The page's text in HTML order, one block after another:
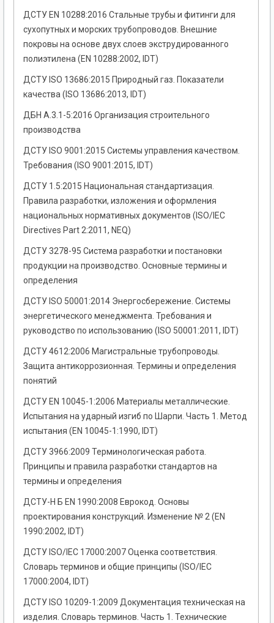
ДСТУ EN 10288:2016 Стальные трубы и фитинги для
сухопутных и морских трубопроводов. Внешние
покровы на основе двух слоев экструдированного
полиэтилена (EN 10288:2002, IDT)
ДСТУ ISO 13686:2015 Природный газ. Показатели
качества (ISO 13686:2013, IDT)
ДБН А.3.1-5:2016 Организация строительного
производства
ДСТУ ISO 9001:2015 Системы управления качеством.
Требования (ISO 9001:2015, IDT)
ДСТУ 1.5:2015 Национальная стандартизация.
Правила разработки, изложения и оформления
национальных нормативных документов (ISO/IEC
Directives Раrt 2:2011, NEQ)
ДСТУ 3278-95 Система разработки и постановки
продукции на производство. Основные термины и
определения
ДСТУ ISO 50001:2014 Энергосбережение. Системы
энергетического менеджмента. Требования и
руководство по использованию (ISO 50001:2011, IDT)
ДСТУ 4612:2006 Магистральные трубопроводы.
Защита антикоррозионная. Термины и определения
понятий
ДСТУ EN 10045-1:2006 Материалы металлические.
Испытания на ударный изгиб по Шарпи. Часть 1. Метод
испытания (EN 10045-1:1990, IDT)
ДСТУ 3966:2009 Терминологическая работа.
Принципы и правила разработки стандартов на
термины и определения
ДСТУ-Н Б EN 1990:2008 Еврокод. Основы
проектирования конструкций. Изменение № 2 (EN
1990:2002, IDT)
ДСТУ ISO/IEC 17000:2007 Оценка соответствия.
Словарь терминов и общие принципы (ISO/IEC
17000:2004, IDT)
ДСТУ ISO 10209-1:2009 Документация техническая на
изделия. Словарь терминов. Часть 1. Технические